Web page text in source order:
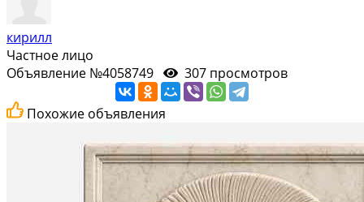
кирилл
Частное лицо
Объявление №4058749
307 просмотров
Похожие объявления